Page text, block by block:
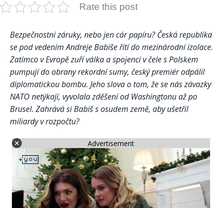
Rate this post
Bezpečnostní záruky, nebo jen cár papíru? Česká republika
se pod vedením Andreje Babiše řítí do mezinárodní izolace.
Zatímco v Evropě zuří válka a spojenci v čele s Polskem
pumpují do obrany rekordní sumy, český premiér odpálil
diplomatickou bombu. Jeho slova o tom, že se nás závazky
NATO netýkají, vyvolala zděšení od Washingtonu až po
Brusel. Zahrává si Babiš s osudem země, aby ušetřil
miliardy v rozpočtu?
Advertisement